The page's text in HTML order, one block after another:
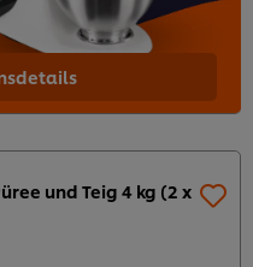
und Teig 4 kg (2 x